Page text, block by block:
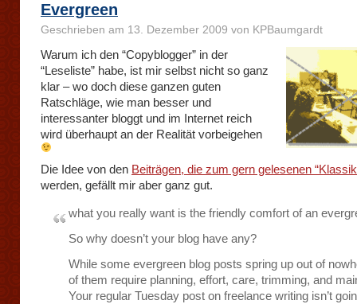
Evergreen
Geschrieben am 13. Dezember 2009 von KPBaumgardt
Warum ich den “Copyblogger” in der
“Leseliste” habe, ist mir selbst nicht so ganz
klar – wo doch diese ganzen guten
Ratschläge, wie man besser und
interessanter bloggt und im Internet reich
wird überhaupt an der Realität vorbeigehen
Die Idee von den Beiträgen, die zum gern gelesenen
werden, gefällt mir aber ganz gut.
what you really want is the friendly comfort of an
So why doesn’t your blog have any?
While some evergreen blog posts spring up out of
of them require planning, effort, care, trimming, and
Your regular Tuesday post on freelance writing isn’t